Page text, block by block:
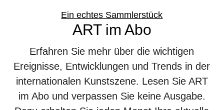
Ein echtes Sammlerstück
ART im Abo
Erfahren Sie mehr über die wichtigen
Ereignisse, Entwicklungen und Trends in der
internationalen Kunstszene. Lesen Sie ART
im Abo und verpassen Sie keine Ausgabe.